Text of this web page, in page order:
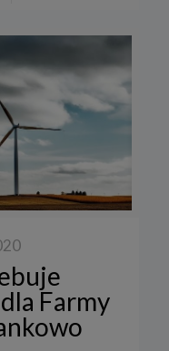
Farmy